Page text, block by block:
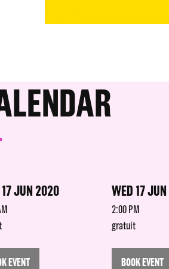
JUN 2020
EVENT
WED 17
2:00 PM
gratuit
BOOK EVENT